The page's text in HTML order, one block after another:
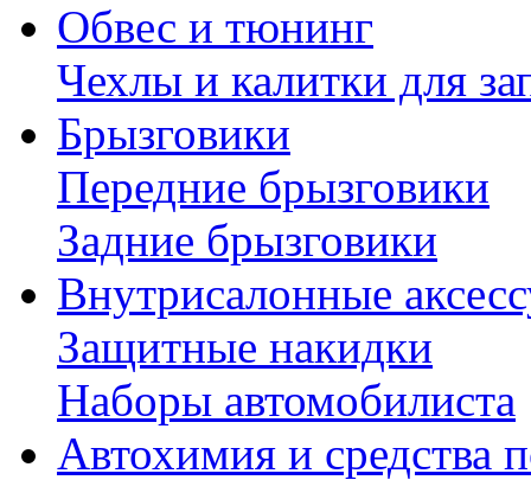
Обвес и тюнинг
Чехлы и калитки для
Брызговики
Передние брызговики
Задние брызговики
Внутрисалонные
Защитные накидки
Наборы автомобилиста
Автохимия и средства